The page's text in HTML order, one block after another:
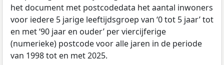
het document met postcodedata het aantal inwoners
voor iedere 5 jarige leeftijdsgroep van ‘0 tot 5 jaar’ tot
en met ‘90 jaar en ouder’ per viercijferige
(numerieke) postcode voor alle jaren in de periode
van 1998 tot en met 2025.